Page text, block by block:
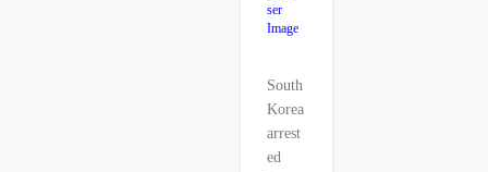
South
Korea
arrest
ed